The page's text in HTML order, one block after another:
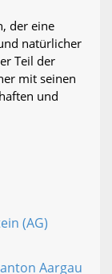
der eine
natürlicher
Teil der
mit seinen
und
(AG)
Aargau